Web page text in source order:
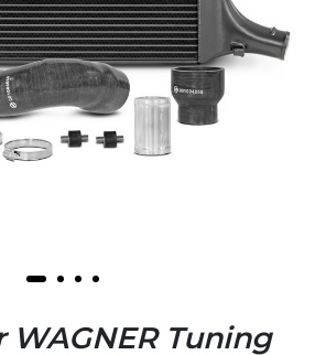
WAGNER Tuning